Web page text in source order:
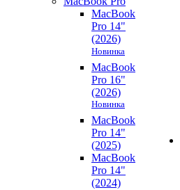
MacBook
Pro 14"
(2026)
Новинка
MacBook
Pro 16"
(2026)
Новинка
MacBook
Pro 14"
(2025)
MacBook
Pro 14"
(2024)